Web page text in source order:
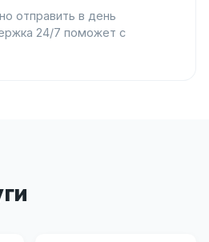
отправить в день
24/7 поможет с